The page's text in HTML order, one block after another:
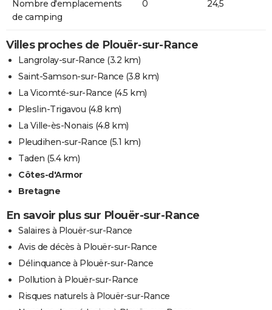
Nombre d'emplacements
de camping
0 24,5
Villes proches de Plouër-sur-Rance
Langrolay-sur-Rance (3.2 km)
Saint-Samson-sur-Rance (3.8 km)
La Vicomté-sur-Rance (4.5 km)
Pleslin-Trigavou (4.8 km)
La Ville-ès-Nonais (4.8 km)
Pleudihen-sur-Rance (5.1 km)
Taden (5.4 km)
Côtes-d'Armor
Bretagne
En savoir plus sur Plouër-sur-Rance
Salaires à Plouër-sur-Rance
Avis de décès à Plouër-sur-Rance
Délinquance à Plouër-sur-Rance
Pollution à Plouër-sur-Rance
Risques naturels à Plouër-sur-Rance